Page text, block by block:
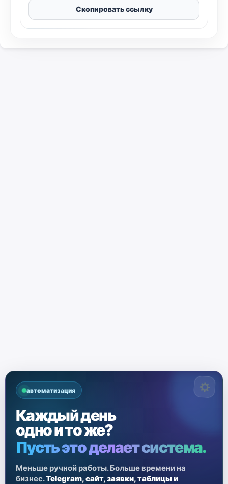
Скопировать ссылку
автоматизация
Каждый день
одно и то же?
Пусть это делает система.
Меньше ручной работы. Больше времени на
бизнес.Telegram, сайт, заявки, таблицы и